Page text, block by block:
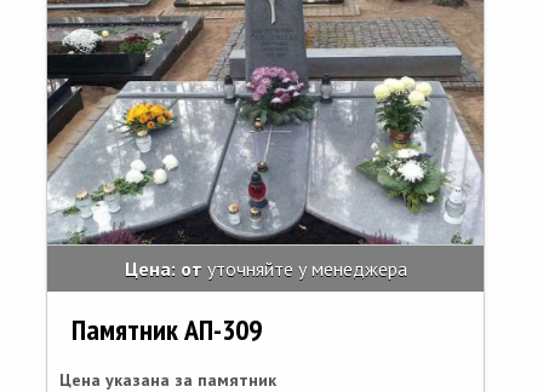
Цена: от уточняйте у менеджера
Памятник АП-309
Цена указана за памятник